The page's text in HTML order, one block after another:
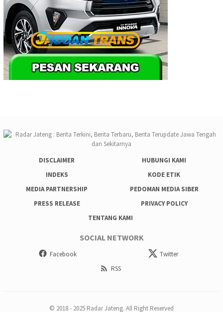
DISCLAIMER
HUBUNGI KAMI
INDEKS
KODE ETIK
MEDIA PARTNERSHIP
PEDOMAN MEDIA SIBER
PRESS RELEASE
PRIVACY POLICY
TENTANG KAMI
SOCIAL NETWORK
Facebook
Twitter
RSS
© 2018 - 2025 Radar Jateng. All Right Reserved